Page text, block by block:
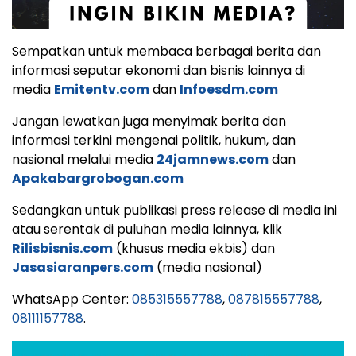
Sempatkan untuk membaca berbagai berita dan
informasi seputar ekonomi dan bisnis lainnya di
media Emitentv.comdan Infoesdm.com
Jangan lewatkan juga menyimak berita dan
informasi terkini mengenai politik, hukum, dan
nasional melalui media 24jamnews.comdan
Apakabargrobogan.com
Sedangkan untuk publikasi press release di media ini
atau serentak di puluhan media lainnya, klik
Rilisbisnis.com (khusus media ekbis) dan
Jasasiaranpers.com (media nasional)
WhatsApp Center: 085315557788,087815557788,
08111157788.